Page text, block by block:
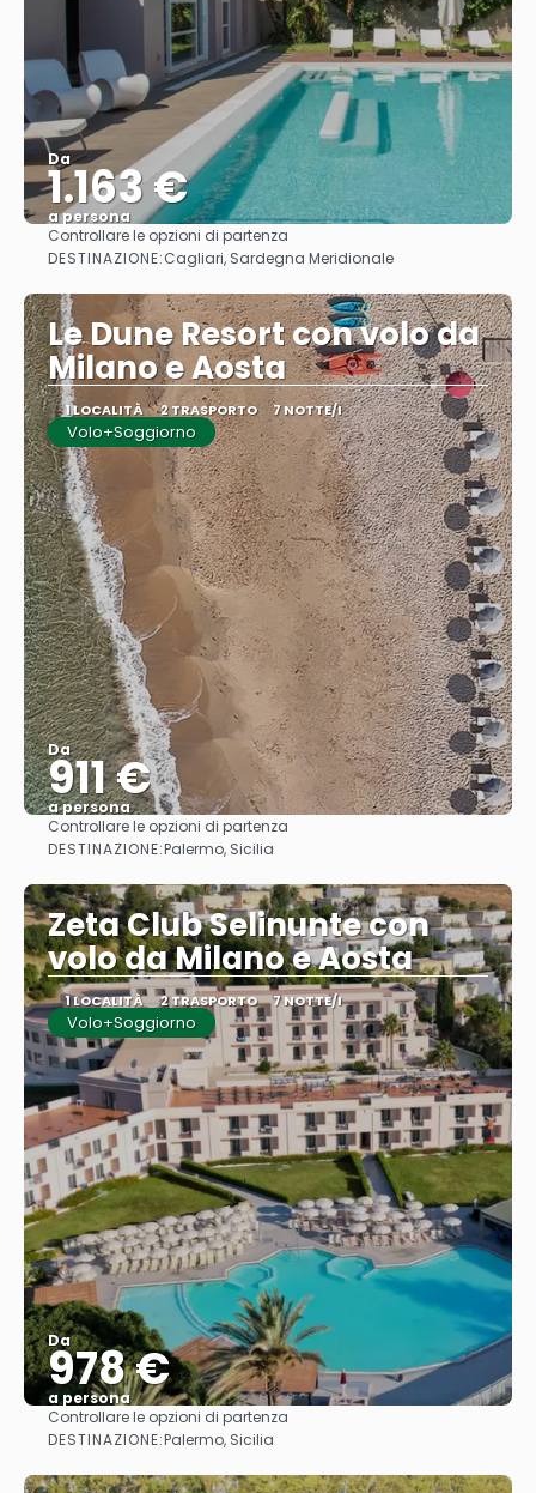
Da
1.163 €
a persona
Vedere
Controllare le opzioni di partenza
DESTINAZIONE:Cagliari, Sardegna Meridionale
Le Dune Resort con volo da
Milano e Aosta
1 LOCALITÀ 2 TRASPORTO 7 NOTTE/I
Volo+Soggiorno
Da
911 €
a persona
Vedere
Controllare le opzioni di partenza
DESTINAZIONE:Palermo, Sicilia
Zeta Club Selinunte con
volo da Milano e Aosta
1 LOCALITÀ 2 TRASPORTO 7 NOTTE/I
Volo+Soggiorno
Da
978 €
a persona
Vedere
Controllare le opzioni di partenza
DESTINAZIONE:Palermo, Sicilia